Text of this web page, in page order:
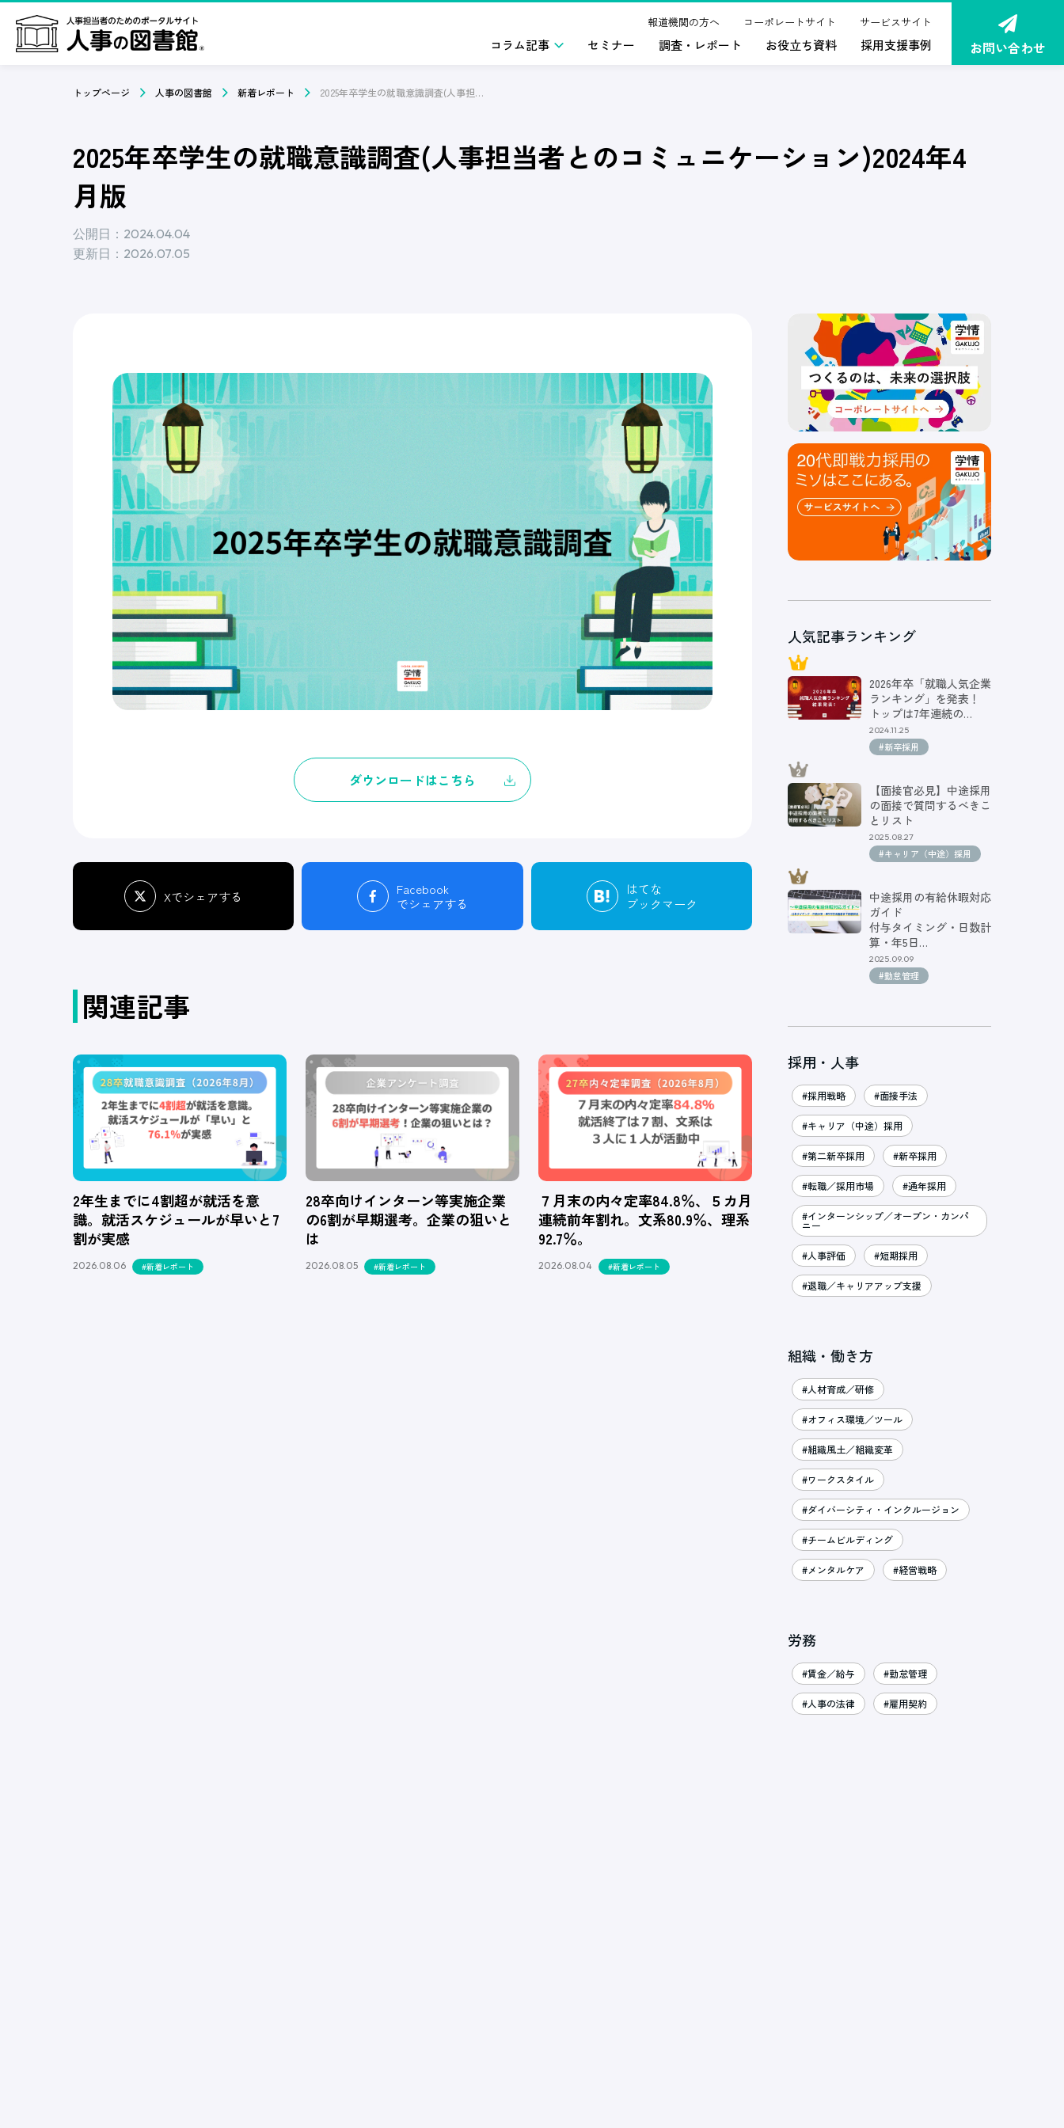
報道機関の方へ コーポレートサイト サービスサイト
コラム記事 セミナー 調査・レポート お役立ち資料 採用支援事例 お問い合わせ
トップページ 人事の図書館 新着レポート 2025年卒学生の就職意識調査(人事担当者とのコミュニケーション)2024年4月版
2025年卒学生の就職意識調査(人事担当者とのコミュニケーション)2024年4
月版
公開日：2024.04.04
更新日：2026.07.05
ダウンロードはこちら
Xでシェアする
Facebook
でシェアする
はてな
ブックマーク
関連記事
2年生までに4割超が就活を意
識。就活スケジュールが早いと7
割が実感
2026.08.06 #新着レポート
28卒向けインターン等実施企業
の6割が早期選考。企業の狙いと
は
2026.08.05 #新着レポート
７月末の内々定率84.8％、５カ月
連続前年割れ。文系80.9％、理系
92.7％。
2026.08.04 #新着レポート
人気記事ランキング
2026年卒「就職人気企業
ランキング」を発表！
トップは7年連続の…
2024.11.25
#新卒採用
【面接官必見】中途採用
の面接で質問するべきこ
とリスト
2025.08.27
#キャリア（中途）採用
中途採用の有給休暇対応
ガイド
付与タイミング・日数計
算・年5日…
2025.09.09
#勤怠管理
採用・人事
#採用戦略 #面接手法
#キャリア（中途）採用
#第二新卒採用 #新卒採用
#転職／採用市場 #通年採用
#インターンシップ／オープン・カンパ
ニー
#人事評価 #短期採用
#退職／キャリアアップ支援
組織・働き方
#人材育成／研修
#オフィス環境／ツール
#組織風土／組織変革
#ワークスタイル
#ダイバーシティ・インクルージョン
#チームビルディング
#メンタルケア #経営戦略
労務
#賃金／給与 #勤怠管理
#人事の法律 #雇用契約